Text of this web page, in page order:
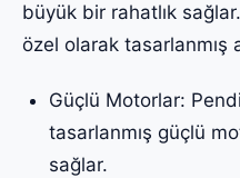
büyük bir rahatlık sağlar.
özel olarak tasarlanmış
Güçlü Motorlar:
tasarlanmış güçlü
sağlar.